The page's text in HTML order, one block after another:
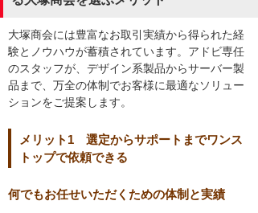
大塚商会には豊富なお取引実績から得られた経
験とノウハウが蓄積されています。アドビ専任
のスタッフが、デザイン系製品からサーバー製
品まで、万全の体制でお客様に最適なソリュー
ションをご提案します。
メリット1 選定からサポートまでワンス
トップで依頼できる
何でもお任せいただくための体制と実績